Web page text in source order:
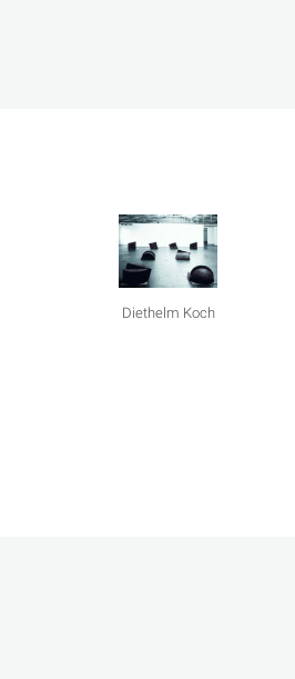
Diethelm Koch